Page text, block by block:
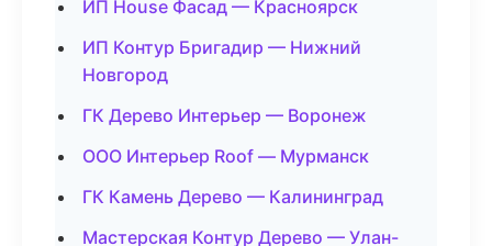
ИП House Фасад — Красноярск
ИП Контур Бригадир — Нижний
Новгород
ГК Дерево Интерьер — Воронеж
ООО Интерьер Roof — Мурманск
ГК Камень Дерево — Калининград
Мастерская Контур Дерево — Улан-